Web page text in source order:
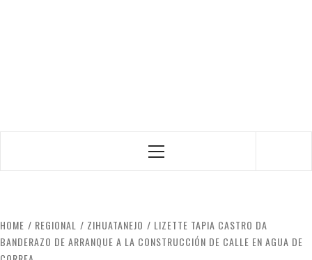
Primary
HOME REGIONAL ZIHUATANEJO
LIZETTE TAPIA CASTRO DA
BANDERAZO DE ARRANQUE A LA CONSTRUCCIÓN DE CALLE EN AGUA DE